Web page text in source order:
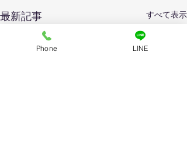
最新記事 すべて表示
Phone LINE